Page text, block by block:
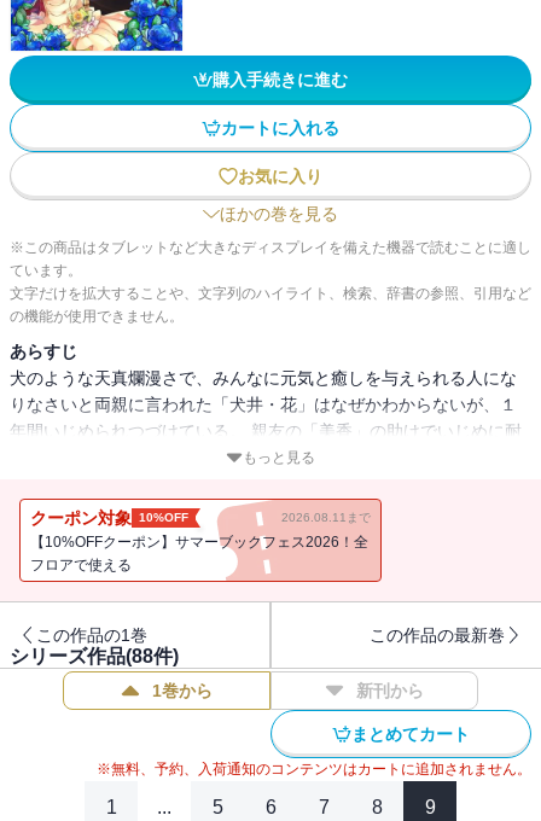
購入手続きに進む
カートに入れる
お気に入り
ほかの巻を見る
※この商品はタブレットなど大きなディスプレイを備えた機器で読むことに適し
ています。
文字だけを拡大することや、文字列のハイライト、検索、辞書の参照、引用など
の機能が使用できません。
あらすじ
犬のような天真爛漫さで、みんなに元気と癒しを与えられる人にな
りなさいと両親に言われた「犬井・花」はなぜかわからないが、１
年間いじめられつづけている。 親友の「美香」の助けでいじめに耐
えているが、 憧れの先輩「隼人」との関係でいじめがエスカレート
ッドアイの黒猫を救うために車道に飛び出してしまうが… 目を開け
たら…！？
もっと見る
クーポン対象 10%OFF 2026.08.11まで
【10%OFFクーポン】サマーブックフェス2026！全
フロアで使える
この作品の1巻 この作品の最新巻
シリーズ作品(88件)
1巻から 新刊から
まとめてカート
※無料、予約、入荷通知のコンテンツはカートに追加されません。
1 ... 5 6 7 8 9